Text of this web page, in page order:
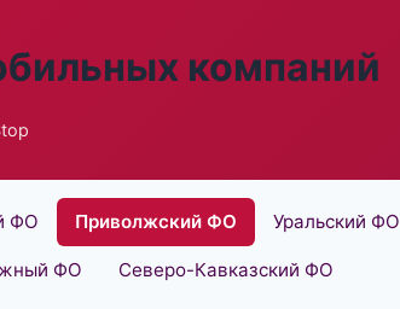
компаний
ФО Приволжский ФО Уральский ФО
ФО Северо-Кавказский ФО